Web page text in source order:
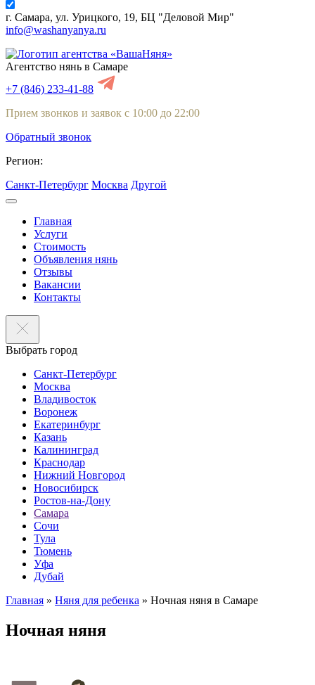
г. Самара, ул. Урицкого, 19, БЦ "Деловой Мир"
info@washanyanya.ru
Агентство нянь в Самаре
+7 (846) 233-41-88
Прием звонков и заявок с 10:00 до 22:00
Обратный звонок
Регион:
Санкт-Петербург Москва Другой
Главная
Услуги
Стоимость
Объявления нянь
Отзывы
Вакансии
Контакты
Выбрать город
Санкт-Петербург
Москва
Владивосток
Воронеж
Екатеринбург
Казань
Калининград
Краснодар
Нижний Новгород
Новосибирск
Ростов-на-Дону
Самара
Сочи
Тула
Тюмень
Уфа
Дубай
Главная » Няня для ребенка » Ночная няня в Самаре
Ночная няня